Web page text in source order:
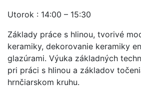
Utorok : 14:00 – 15:30
Základy práce s hlinou, tvorivé
keramiky, dekorovanie keramiky
glazúrami. Výuka základných
pri práci s hlinou a základov
hrnčiarskom kruhu.